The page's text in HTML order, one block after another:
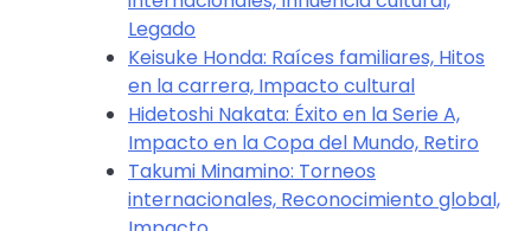
Legado
Keisuke Honda: Raíces familiares, Hitos
en la carrera, Impacto cultural
Hidetoshi Nakata: Éxito en la Serie A,
Impacto en la Copa del Mundo, Retiro
Takumi Minamino: Torneos
internacionales, Reconocimiento global,